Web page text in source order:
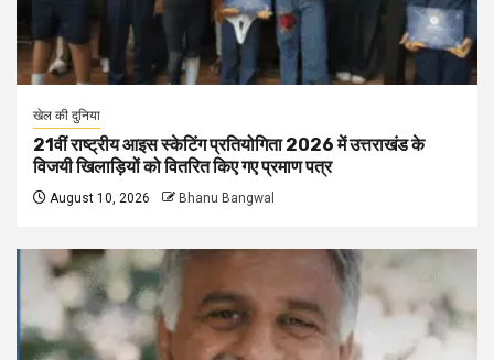
खेल की दुनिया
21वीं राष्ट्रीय आइस स्केटिंग प्रतियोगिता 2026 में उत्तराखंड के
विजयी खिलाड़ियों को वितरित किए गए प्रमाण पत्र
August 10, 2026 Bhanu Bangwal